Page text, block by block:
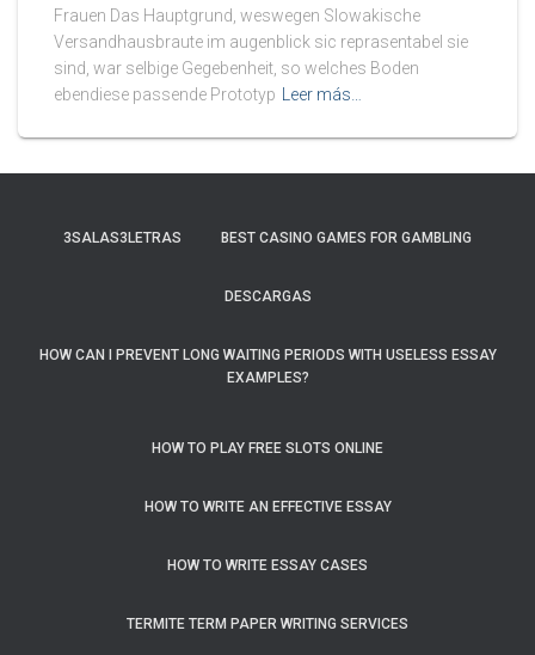
Frauen Das Hauptgrund, weswegen Slowakische
Versandhausbraute im augenblick sic reprasentabel sie
sind, war selbige Gegebenheit, so welches Boden
ebendiese passende Prototyp
Leer más…
3SALAS3LETRAS BEST CASINO GAMES FOR GAMBLING
DESCARGAS
HOW CAN I PREVENT LONG WAITING PERIODS WITH USELESS ESSAY
EXAMPLES?
HOW TO PLAY FREE SLOTS ONLINE
HOW TO WRITE AN EFFECTIVE ESSAY
HOW TO WRITE ESSAY CASES
TERMITE TERM PAPER WRITING SERVICES